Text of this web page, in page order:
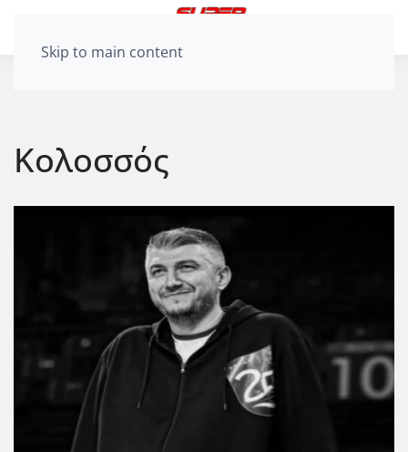
Skip to main content
Κολοσσός